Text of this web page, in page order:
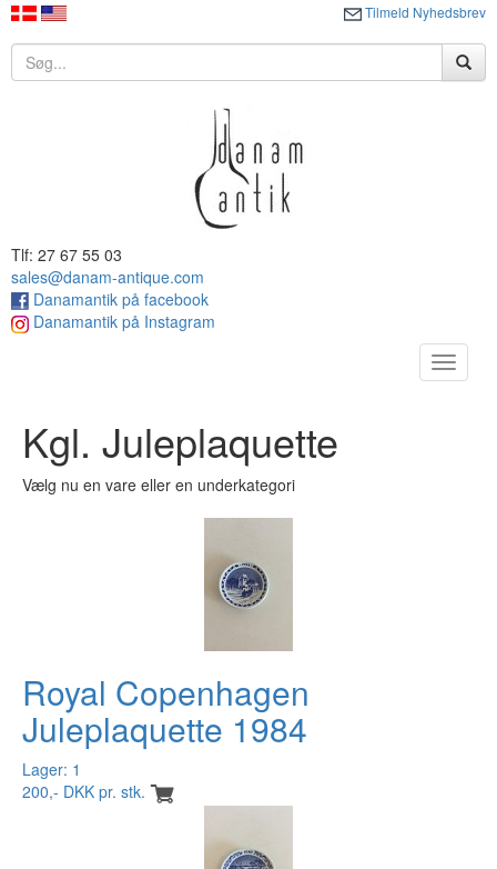
Tilmeld Nyhedsbrev
Tlf: 27 67 55 03
sales@danam-antique.com
Danamantik på facebook
Danamantik på Instagram
Toggle
Kgl. Juleplaquette
Vælg nu en vare eller en underkategori
Royal Copenhagen
Juleplaquette 1984
Lager: 1
200,- DKK pr. stk.